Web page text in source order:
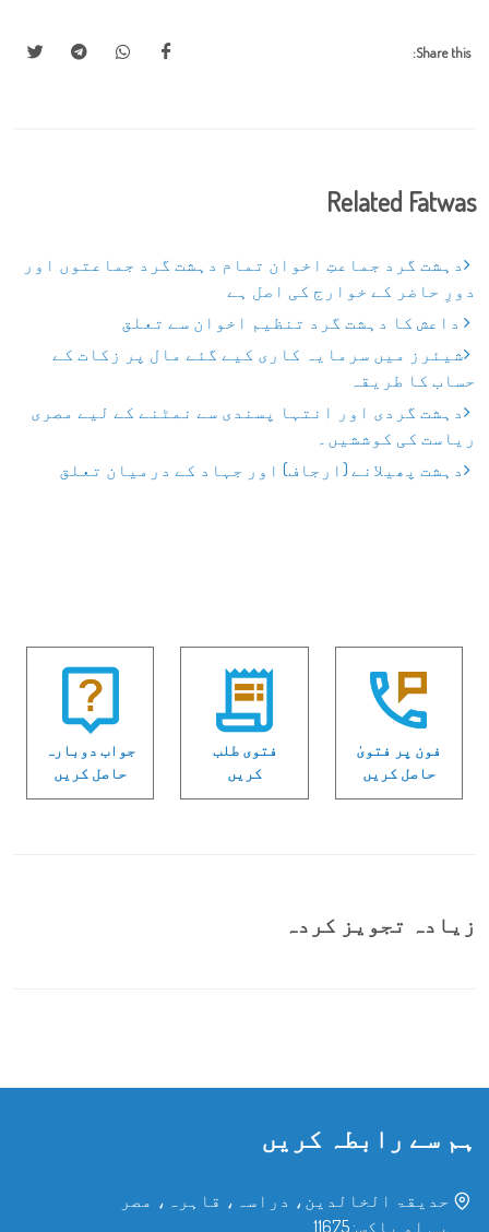
Share this:
Related Fatwas
دہشت گرد جماعتِ اخوان تمام دہشت گرد جماعتوں اور
دورِ حاضر کے خوارج کی اصل ہے
داعش کا دہشت گرد تنظیم اخوان سے تعلق
شیئرز میں سرمایہ کاری کیے گئے مال پر زکات کے
حساب کا طریقہ
دہشت گردی اور انتہا پسندی سے نمٹنے کے لیے مصری
ریاست کی کوششیں۔
دہشت پھیلانے (ارجاف) اور جہاد کے درمیان تعلق
فون پر فتویٰ
حاصل کریں
فتوی طلب
کریں
جواب دوبارہ
حاصل کریں
زیادہ تجویز کردہ
ہم سے رابطہ کریں
حدیقۃ الخالدین، دراسہ، قاہرہ، مصر
پی او باکس: 11675